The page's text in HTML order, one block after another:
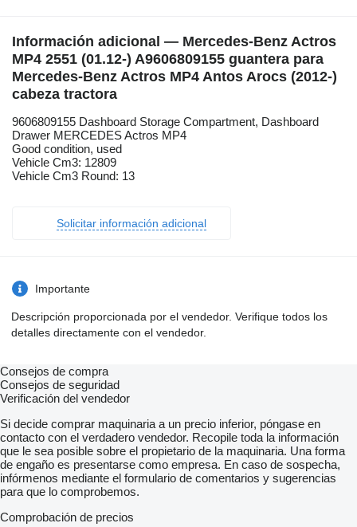
Información adicional — Mercedes-Benz Actros
MP4 2551 (01.12-) A9606809155 guantera para
Mercedes-Benz Actros MP4 Antos Arocs (2012-)
cabeza tractora
9606809155 Dashboard Storage Compartment, Dashboard
Drawer MERCEDES Actros MP4
Good condition, used
Vehicle Cm3: 12809
Vehicle Cm3 Round: 13
Solicitar información adicional
Importante
Descripción proporcionada por el vendedor. Verifique todos los
detalles directamente con el vendedor.
Consejos de compra
Consejos de seguridad
Verificación del vendedor
Si decide comprar maquinaria a un precio inferior, póngase en
contacto con el verdadero vendedor. Recopile toda la información
que le sea posible sobre el propietario de la maquinaria. Una forma
de engaño es presentarse como empresa. En caso de sospecha,
infórmenos mediante el formulario de comentarios y sugerencias
para que lo comprobemos.
Comprobación de precios